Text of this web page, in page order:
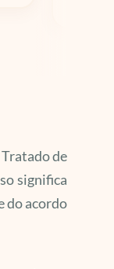
de
significa
do acordo